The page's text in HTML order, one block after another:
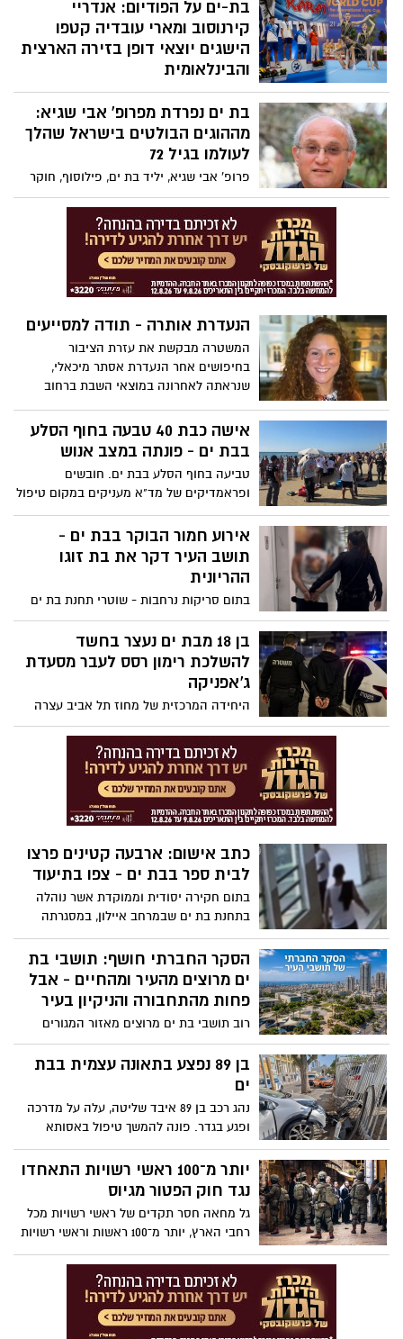
המשמשת כסט צילומים במרכז תל אביב וגנב
מהמקום רכוש בשווי עשרות אלפי שקלים,
שנתפס והוחזר לצוותי ההפקה. היום הוגש
נגדו כתב אישום חמור עם בקשה למעצרו עד
תום ההליכים
בת-ים על הפודיום: אנדריי
קירנוסוב ומארי עובדיה קטפו
הישגים יוצאי דופן בזירה הארצית
והבינלאומית
אנדריי קירנוסוב הוכתר לאלוף המכבייה ואלוף
ישראל בקראטה לאחר שניצח בכל חמשת
הקרבות ללא ספיגת נקודה, בעוד שמארי
עובדיה, חברת נבחרת ישראל באקרובטיקה
באליפות ישראל ותייצג את המדינה באליפות
העולם באיטליה
בת ים נפרדת מפרופ' אבי שגיא:
מההוגים הבולטים בישראל שהלך
לעולמו בגיל 72
פרופ' אבי שגיא, יליד בת ים, פילוסוף, חוקר
מחשבת ישראל ועמית מחקר בכיר במכון
לאחד מהוגי הדעות המשפיעים בישראל
והותיר אחריו עשרות ספרים, מאות מאמרים
ותרומה משמעותית לשיח הפילוסופי, היהודי
והציבורי בארץ. הלוויתו התקיימה ביום שישי
הנעדרת אותרה - תודה למסייעים
המשטרה מבקשת את עזרת הציבור
בחיפושים אחר הנעדרת אסתר מיכאלי,
שנראתה לאחרונה במוצאי השבת ברחוב
אישה כבת 40 טבעה בחוף הסלע
בבת ים - פונתה במצב אנוש
טביעה בחוף הסלע בבת ים. חובשים
ופראמדיקים של מד"א מעניקים במקום טיפול
רפואי ומבצעים פעולות החייאה באישה כבת
40. פונתה במצב אנוש לבית החולים וולפסון
אירוע חמור הבוקר בבת ים -
תושב העיר דקר את בת זוגו
ההריונית
בתום סריקות נרחבות - שוטרי תחנת בת ים
במרחב איילון עצרו חשוד בגין דקירת בת זוגו
ההריונית בדירתם; הבוקר תבקש המשטרה
להאריך את מעצרו בבית המשפט
בן 18 מבת ים נעצר בחשד
להשלכת רימון רסס לעבר מסעדת
ג’אפניקה
היחידה המרכזית של מחוז תל אביב עצרה
צעיר תושב בת ים, בחשד למעורבות בהשלכת
רימון רסס לעבר מסעדת ג’אפניקה בקריית
אונו בתחילת השבוע. היום הוא יובא לבית
המשפט לדיון בהארכת מעצרו
כתב אישום: ארבעה קטינים פרצו
לבית ספר בבת ים - צפו בתיעוד
בתום חקירה יסודית וממוקדת אשר נוהלה
בתחנת בת ים שבמרחב איילון, במסגרתה
נעצרו 4 קטינים תושבי העיר, בגין עבירות
התפרצות לבית ספר בעיר; אמש, הוגש כתב
אישום לצד בקשת מעצר עד לתום ההליכים
התביעות של מחוז תל אביב
הסקר החברתי חושף: תושבי בת
ים מרוצים מהעיר ומהחיים - אבל
פחות מהתחבורה והניקיון בעיר
רוב תושבי בת ים מרוצים מאזור המגורים
ומהחיים בכלל, אך הסקר החברתי של הלשכה
המרכזית לסטטיסטיקה מצביע גם על נקודות
תורפה בולטות: שביעות רצון נמוכה יחסית
ומצוקת החניה
בן 89 נפצע בתאונה עצמית בבת
ים
נהג רכב בן 89 איבד שליטה, עלה על מדרכה
ופגע בגדר. פונה להמשך טיפול באסותא
יותר מ־100 ראשי רשויות התאחדו
נגד חוק הפטור מגיוס
גל מחאה חסר תקדים של ראשי רשויות מכל
רחבי הארץ, יותר מ־100 ראשות וראשי רשויות
חתמו על גילוי דעת משותף הקורא לעצור את
החקיקה שתאפשר, לדבריהם, השתמטות
משירות צבאי ותפגע בעקרון השוויון בנטל.